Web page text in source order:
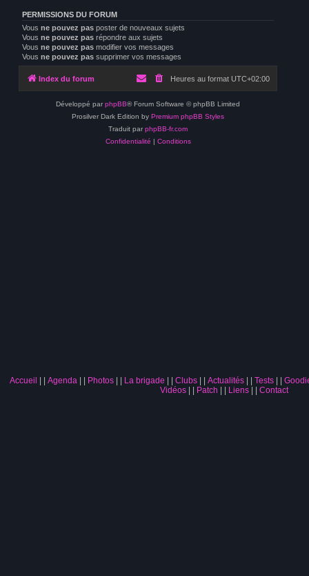
PERMISSIONS DU FORUM
Vous ne pouvez pas poster de nouveaux sujets
Vous ne pouvez pas répondre aux sujets
Vous ne pouvez pas modifier vos messages
Vous ne pouvez pas supprimer vos messages
Index du forum Heures au format UTC+02:00
Développé par phpBB® Forum Software © phpBB Limited
Prosilver Dark Edition by Premium phpBB Styles
Traduit par phpBB-fr.com
Confidentialité | Conditions
Accueil | Agenda | Photos| La brigade | Clubs| Actualités| Tests|
Vidéos| Patch | Liens| Contact